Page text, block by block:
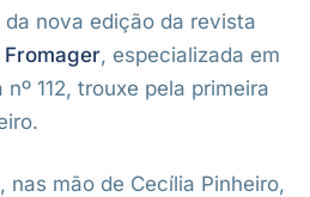
nova edição da revista
Fromager, especializada em
112, trouxe pela primeira
nas mão de Cecília Pinheiro,